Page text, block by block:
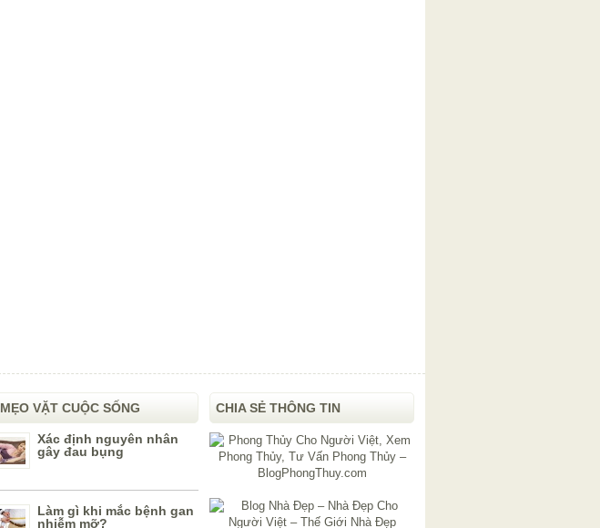
MẸO VẶT CUỘC SỐNG
Xác định nguyên nhân
gây đau bụng
Làm gì khi mắc bệnh gan
nhiễm mỡ?
CHIA SẺ THÔNG TIN